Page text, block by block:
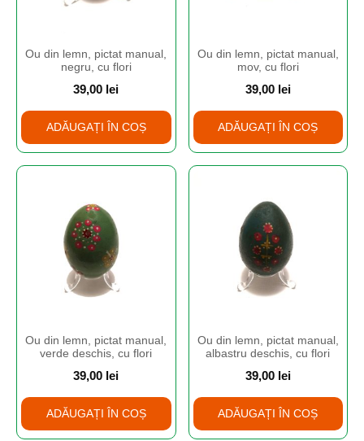
Ou din lemn, pictat manual,
negru, cu flori
39,00 lei
ADĂUGAȚI ÎN COȘ
Ou din lemn, pictat manual,
mov, cu flori
39,00 lei
ADĂUGAȚI ÎN COȘ
Ou din lemn, pictat manual,
verde deschis, cu flori
39,00 lei
ADĂUGAȚI ÎN COȘ
Ou din lemn, pictat manual,
albastru deschis, cu flori
39,00 lei
ADĂUGAȚI ÎN COȘ